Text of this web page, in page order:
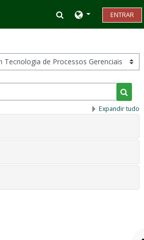
Alternar entrada
ENTRAR
Expandir tudo